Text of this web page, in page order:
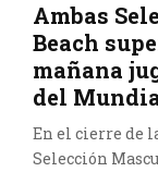
Ambas
Beach
mañana
del
En el cierre de
Selección